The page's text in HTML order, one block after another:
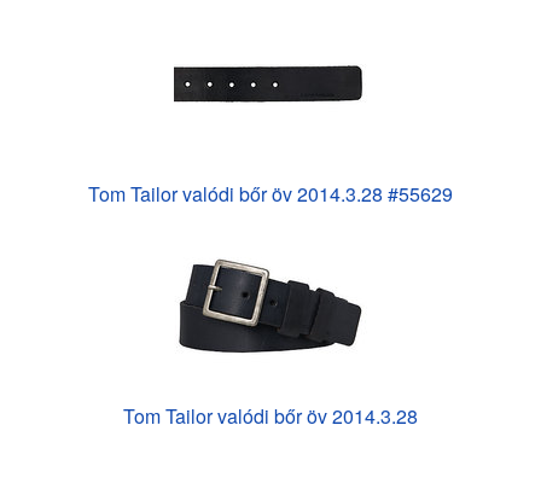
Tom Tailor valódi bőr öv 2014.3.28 #55629
Tom Tailor valódi bőr öv 2014.3.28